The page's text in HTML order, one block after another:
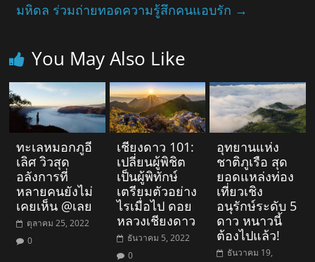
มหิดล ร่วมถ่ายทอดความรู้สึกคนแอบรัก →
You May Also Like
ทะเลหมอกภูอี
เลิศ วิวสุด
อลังการที่
หลายคนยังไม่
เคยเห็น @เลย
ตุลาคม 25, 2022
0
เชียงดาว 101:
เปลี่ยนผู้พิชิต
เป็นผู้พิทักษ์
เตรียมตัวอย่าง
ไรเมื่อไป ดอย
หลวงเชียงดาว
ธันวาคม 5, 2022
0
อุทยานแห่ง
ชาติภูเรือ สุด
ยอดแหล่งท่อง
เที่ยวเชิง
อนุรักษ์ระดับ 5
ดาว หนาวนี้
ต้องไปแล้ว!
ธันวาคม 19,